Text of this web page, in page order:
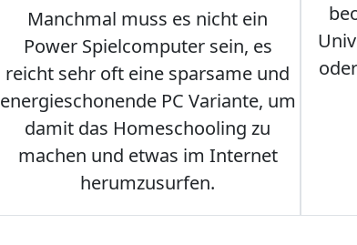
Manchmal muss es nicht ein
Power Spielcomputer sein, es
reicht sehr oft eine sparsame und
energieschonende PC Variante, um
damit das Homeschooling zu
machen und etwas im Internet
herumzusurfen.